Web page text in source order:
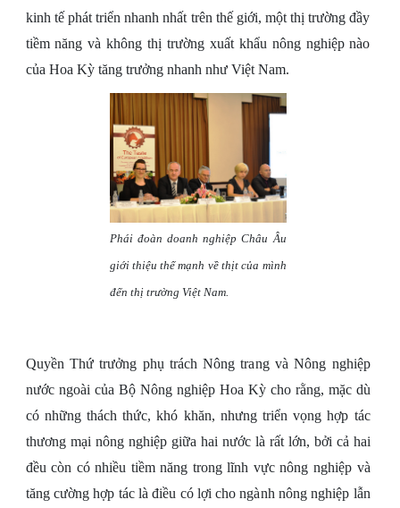
kinh tế phát triển nhanh nhất trên thế giới, một thị trường đầy
tiềm năng và không thị trường xuất khẩu nông nghiệp nào
của Hoa Kỳ tăng trưởng nhanh như Việt Nam.
Phái đoàn doanh nghiệp Châu Âu
giới thiệu thế mạnh về thịt của mình
đến thị trường Việt Nam.
Quyền Thứ trưởng phụ trách Nông trang và Nông nghiệp
nước ngoài của Bộ Nông nghiệp Hoa Kỳ cho rằng, mặc dù
có những thách thức, khó khăn, nhưng triển vọng hợp tác
thương mại nông nghiệp giữa hai nước là rất lớn, bởi cả hai
đều còn có nhiều tiềm năng trong lĩnh vực nông nghiệp và
tăng cường hợp tác là điều có lợi cho ngành nông nghiệp lẫn